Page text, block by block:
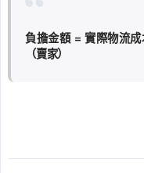
負擔金額 = 實際物流
（賣家）